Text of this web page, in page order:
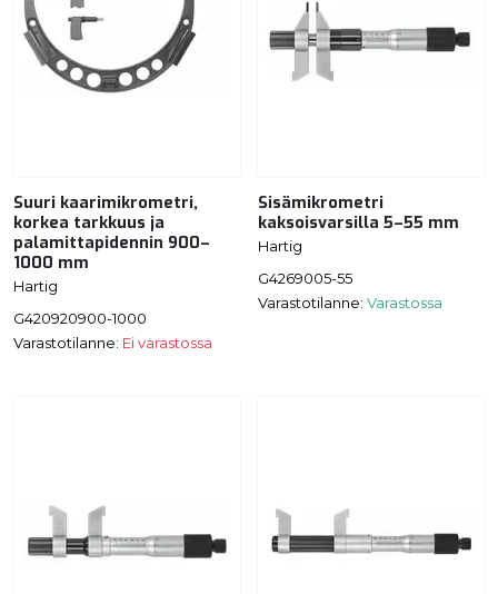
Suuri kaarimikrometri,
korkea tarkkuus ja
palamittapidennin 900–
1000 mm
Hartig
G420920900-1000
Varastotilanne: Ei varastossa
Sisämikrometri
kaksoisvarsilla 5–55 mm
Hartig
G4269005-55
Varastotilanne: Varastossa